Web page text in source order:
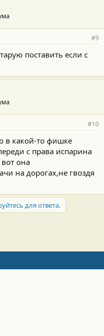
#9
поставить если с
#10
в какой-то фишке
с права испарина
она
на дорогах,не гвоздя
для ответа.
почта